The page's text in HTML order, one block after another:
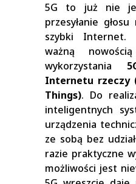
5G to już nie
przesyłanie
szybki Internet.
ważną
wykorzystania
Internetu
Things). Do
inteligentnych
urządzenia
ze sobą bez
razie praktyczne
możliwości jest